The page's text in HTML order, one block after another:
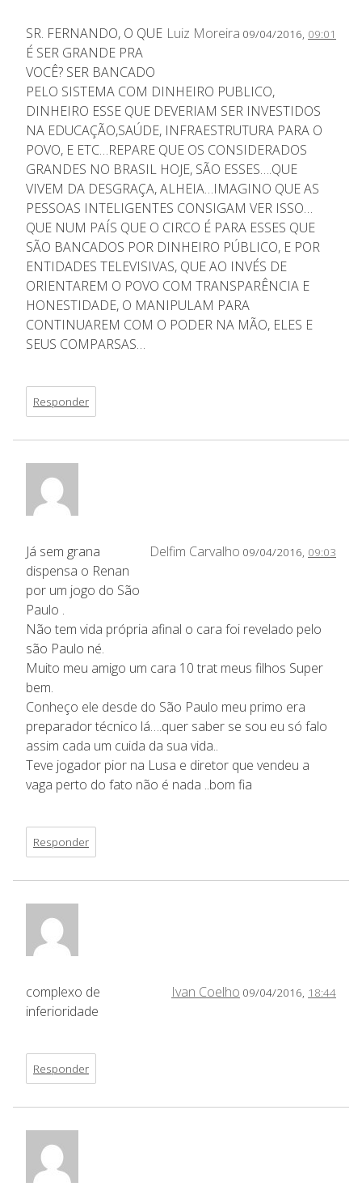
Luiz Moreira 09/04/2016, 09:01
SR. FERNANDO, O QUE
É SER GRANDE PRA
VOCÊ? SER BANCADO
PELO SISTEMA COM DINHEIRO PUBLICO,
DINHEIRO ESSE QUE DEVERIAM SER INVESTIDOS
NA EDUCAÇÃO,SAÚDE, INFRAESTRUTURA PARA O
POVO, E ETC…REPARE QUE OS CONSIDERADOS
GRANDES NO BRASIL HOJE, SÃO ESSES….QUE
VIVEM DA DESGRAÇA, ALHEIA…IMAGINO QUE AS
PESSOAS INTELIGENTES CONSIGAM VER ISSO…
QUE NUM PAÍS QUE O CIRCO É PARA ESSES QUE
SÃO BANCADOS POR DINHEIRO PÚBLICO, E POR
ENTIDADES TELEVISIVAS, QUE AO INVÉS DE
ORIENTAREM O POVO COM TRANSPARÊNCIA E
HONESTIDADE, O MANIPULAM PARA
CONTINUAREM COM O PODER NA MÃO, ELES E
SEUS COMPARSAS…
Responder
Delfim Carvalho 09/04/2016, 09:03
Já sem grana
dispensa o Renan
por um jogo do São
Paulo .
Não tem vida própria afinal o cara foi revelado pelo
são Paulo né.
Muito meu amigo um cara 10 trat meus filhos Super
bem.
Conheço ele desde do São Paulo meu primo era
preparador técnico lá….quer saber se sou eu só falo
assim cada um cuida da sua vida..
Teve jogador pior na Lusa e diretor que vendeu a
vaga perto do fato não é nada ..bom fia
Responder
Ivan Coelho 09/04/2016, 18:44
complexo de
inferioridade
Responder